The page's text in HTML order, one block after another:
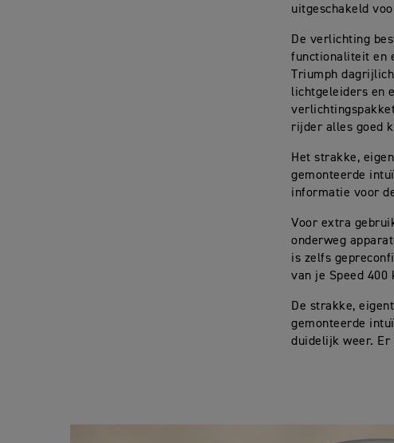
uitgeschakeld
De verlichting
functionaliteit en
Triumph
lichtgeleiders en
rijder alles goed
Het strakke,
gemonteerde
informatie voor
Voor extra
onderweg
is zelfs
van je Speed
De strakke,
gemonteerde
duidelijk weer. Er